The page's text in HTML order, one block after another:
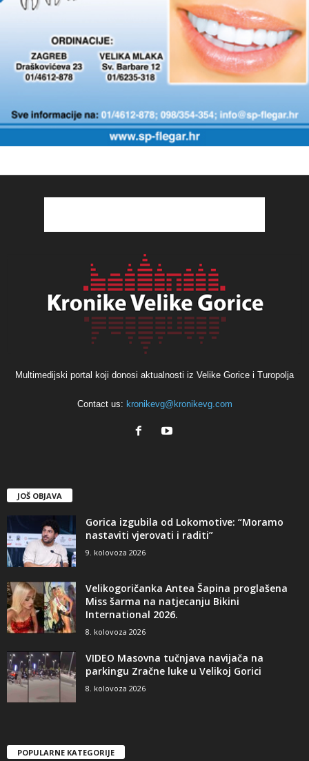
Multimedijski portal koji donosi aktualnosti iz Velike Gorice i Turopolja
Contact us: kronikevg@kronikevg.com
JOŠ OBJAVA
Gorica izgubila od Lokomotive: “Moramo
nastaviti vjerovati i raditi”
9. kolovoza 2026
Velikogoričanka Antea Šapina proglašena
Miss šarma na natjecanju Bikini
International 2026.
8. kolovoza 2026
VIDEO Masovna tučnjava navijača na
parkingu Zračne luke u Velikoj Gorici
8. kolovoza 2026
POPULARNE KATEGORIJE